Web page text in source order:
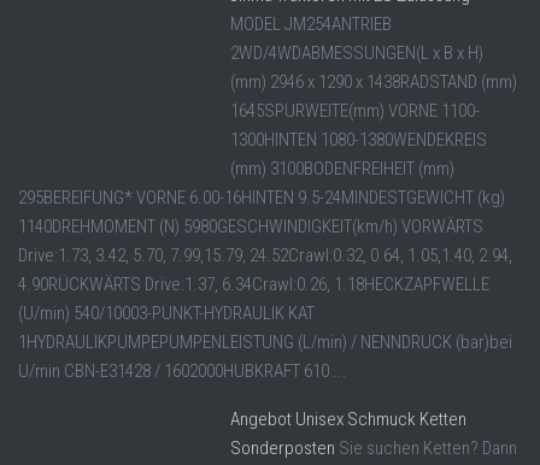
MODEL JM254ANTRIEB
2WD/4WDABMESSUNGEN(L x B x H)
(mm) 2946 x 1290 x 1438RADSTAND (mm)
1645SPURWEITE(mm) VORNE 1100-
1300HINTEN 1080-1380WENDEKREIS
(mm) 3100BODENFREIHEIT (mm)
295BEREIFUNG* VORNE 6.00-16HINTEN 9.5-24MINDESTGEWICHT (kg)
1140DREHMOMENT (N) 5980GESCHWINDIGKEIT(km/h) VORWÄRTS
Drive:1.73, 3.42, 5.70, 7.99,15.79, 24.52Crawl:0.32, 0.64, 1.05,1.40, 2.94,
4.90RÜCKWÄRTS Drive:1.37, 6.34Crawl:0.26, 1.18HECKZAPFWELLE
(U/min) 540/10003-PUNKT-HYDRAULIK KAT
1HYDRAULIKPUMPEPUMPENLEISTUNG (L/min) / NENNDRUCK (bar)bei
U/min CBN-E31428 / 1602000HUBKRAFT 610 ...
Angebot Unisex Schmuck Ketten
Sonderposten Sie suchen Ketten? Dann